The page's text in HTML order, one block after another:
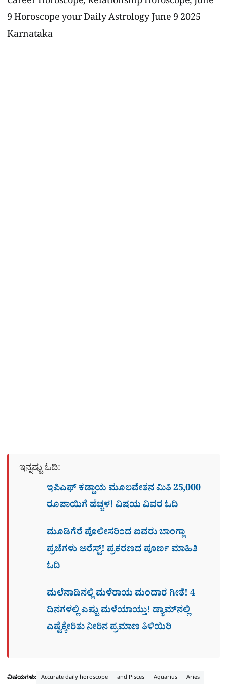
9 Horoscope your Daily Astrology June 9 2025
Karnataka
ಇನ್ನಷ್ಟು ಓದಿ:
ಇಪಿಎಫ್ ಕಡ್ಡಾಯ ಮೂಲವೇತನ ಮಿತಿ 25,000
ರೂಪಾಯಿಗೆ ಹೆಚ್ಚಳ! ವಿಷಯ ವಿವರ ಓದಿ
ಮೂಡಿಗೆರೆ ಪೊಲೀಸರಿಂದ ಐವರು ಬಾಂಗ್ಲಾ
ಪ್ರಜೆಗಳು ಅರೆಸ್ಟ್! ಪ್ರಕರಣದ ಪೂರ್ಣ ಮಾಹಿತಿ
ಓದಿ
ಮಲೆನಾಡಿನಲ್ಲಿ ಮಳೆರಾಯ ಮಂದಾರ ಗೀತೆ! 4
ದಿನಗಳಲ್ಲಿ ಎಷ್ಟು ಮಳೆಯಾಯ್ತು! ಡ್ಯಾಮ್​ನಲ್ಲಿ
ಎಷ್ಟೆಕ್ಕೇರಿತು ನೀರಿನ ಪ್ರಮಾಣ ತಿಳಿಯಿರಿ
ವಿಷಯಗಳು: Accurate daily horoscope and Pisces Aquarius
Aries